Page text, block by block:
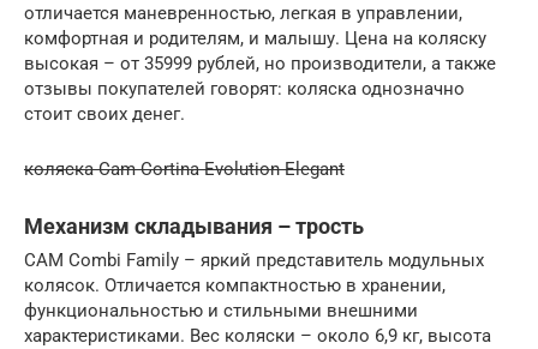
отличается маневренностью, легкая в управлении,
комфортная и родителям, и малышу. Цена на коляску
высокая – от 35999 рублей, но производители, а также
отзывы покупателей говорят: коляска однозначно
стоит своих денег.
коляска Cam Сortina Evolution Elegant
Механизм складывания – трость
CAM Combi Family – яркий представитель модульных
колясок. Отличается компактностью в хранении,
функциональностью и стильными внешними
характеристиками. Вес коляски – около 6,9 кг, высота